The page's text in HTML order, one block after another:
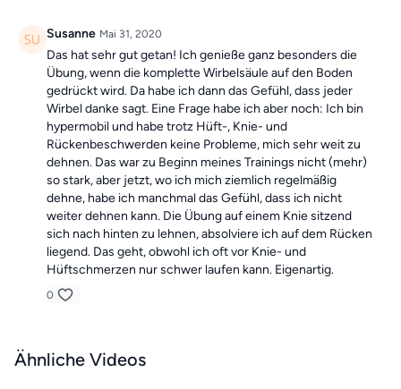
Susanne Mai 31, 2020
Das hat sehr gut getan! Ich genieße ganz besonders die
Übung, wenn die komplette Wirbelsäule auf den Boden
gedrückt wird. Da habe ich dann das Gefühl, dass jeder
Wirbel danke sagt. Eine Frage habe ich aber noch: Ich bin
hypermobil und habe trotz Hüft-, Knie- und
Rückenbeschwerden keine Probleme, mich sehr weit zu
dehnen. Das war zu Beginn meines Trainings nicht (mehr)
so stark, aber jetzt, wo ich mich ziemlich regelmäßig
dehne, habe ich manchmal das Gefühl, dass ich nicht
weiter dehnen kann. Die Übung auf einem Knie sitzend
sich nach hinten zu lehnen, absolviere ich auf dem Rücken
liegend. Das geht, obwohl ich oft vor Knie- und
Hüftschmerzen nur schwer laufen kann. Eigenartig.
0
Ähnliche Videos